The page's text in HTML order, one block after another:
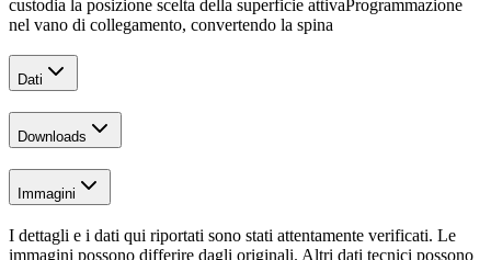
custodia la posizione scelta della superficie attiva Programmazione
nel vano di collegamento, convertendo la spina
Dati
Downloads
Immagini
I dettagli e i dati qui riportati sono stati attentamente verificati. Le
immagini possono differire dagli originali. Altri dati tecnici possono